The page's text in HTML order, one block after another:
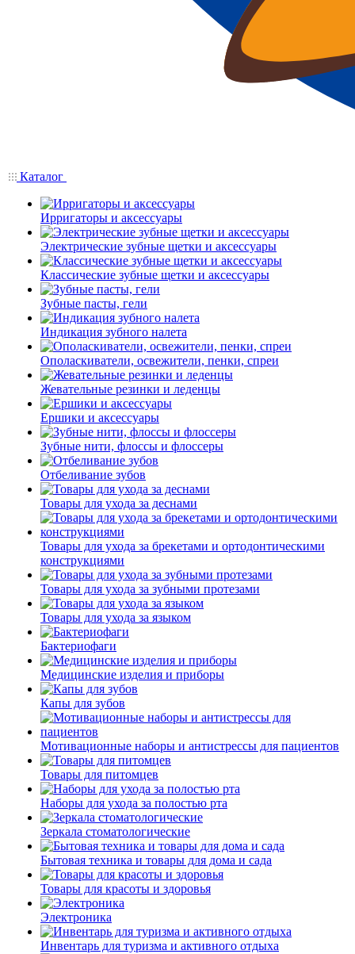
Каталог
Ирригаторы и аксессуары
Электрические зубные щетки и аксессуары
Классические зубные щетки и аксессуары
Зубные пасты, гели
Индикация зубного налета
Ополаскиватели, освежители, пенки, спреи
Жевательные резинки и леденцы
Ершики и аксессуары
Зубные нити, флоссы и флоссеры
Отбеливание зубов
Товары для ухода за деснами
Товары для ухода за брекетами и ортодонтическими
конструкциями
Товары для ухода за зубными протезами
Товары для ухода за языком
Бактериофаги
Медицинские изделия и приборы
Капы для зубов
Мотивационные наборы и антистрессы для пациентов
Товары для питомцев
Наборы для ухода за полостью рта
Зеркала стоматологические
Бытовая техника и товары для дома и сада
Товары для красоты и здоровья
Электроника
Инвентарь для туризма и активного отдыха